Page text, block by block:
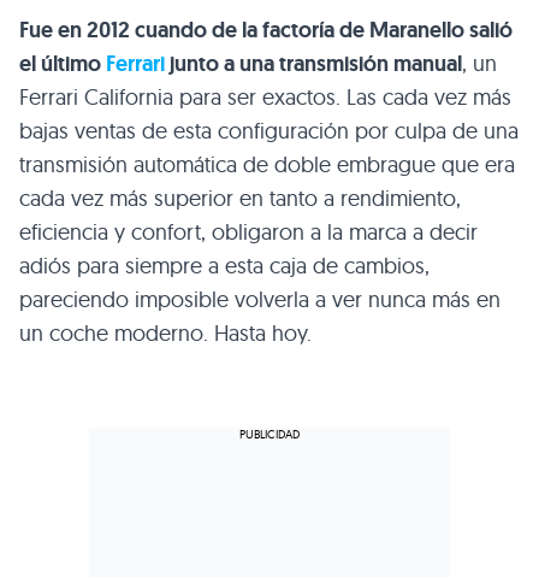
Fue en 2012 cuando de la factoría de Maranello salió
el último Ferrarijunto a una transmisión manual, un
Ferrari California para ser exactos. Las cada vez más
bajas ventas de esta configuración por culpa de una
transmisión automática de doble embrague que era
cada vez más superior en tanto a rendimiento,
eficiencia y confort, obligaron a la marca a decir
adiós para siempre a esta caja de cambios,
pareciendo imposible volverla a ver nunca más en
un coche moderno. Hasta hoy.